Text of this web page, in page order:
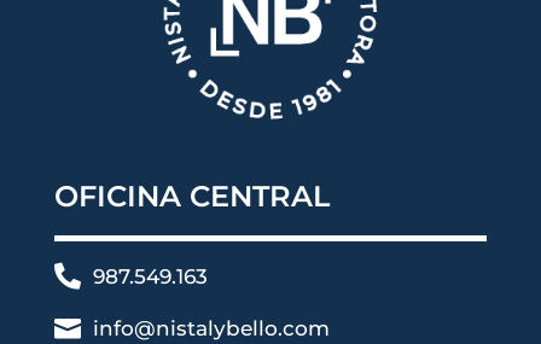
OFICINA CENTRAL
 987.549.163
 info@nistalybello.com